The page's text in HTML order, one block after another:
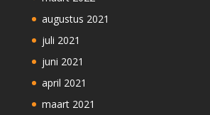
augustus 2021
juli 2021
juni 2021
april 2021
maart 2021